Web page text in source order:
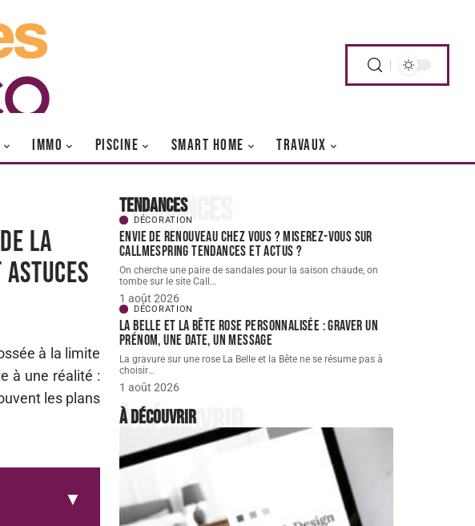
IMMO PISCINE SMART HOME TRAVAUX
la
à la limite
à une réalité :
les plans
Tendances
Tendances
DÉCORATION
Envie de renouveau chez vous ? Miserez-vous sur
Callmespring Tendances et actus ?
On cherche une paire de sandales pour la saison chaude, on
tombe sur le site Call …
1 août 2026
DÉCORATION
La Belle et la Bête Rose personnalisée : graver un
prénom, une date, un message
La gravure sur une rose La Belle et la Bête ne se résume pas à
choisir…
1 août 2026
À découvrir
À découvrir